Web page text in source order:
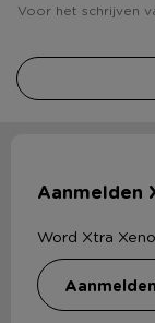
Voor het schrijven
Aanmelden
Word Xtra
aanmelden